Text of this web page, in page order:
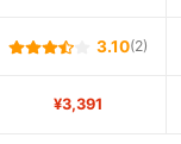
3.10(2)
¥3,391